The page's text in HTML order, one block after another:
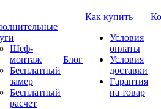
Шеф-
монтаж
Бесплатный
замер
Бесплатный
расчет
Блог
Как купить
Условия
оплаты
Условия
доставки
Гарантия
на товар